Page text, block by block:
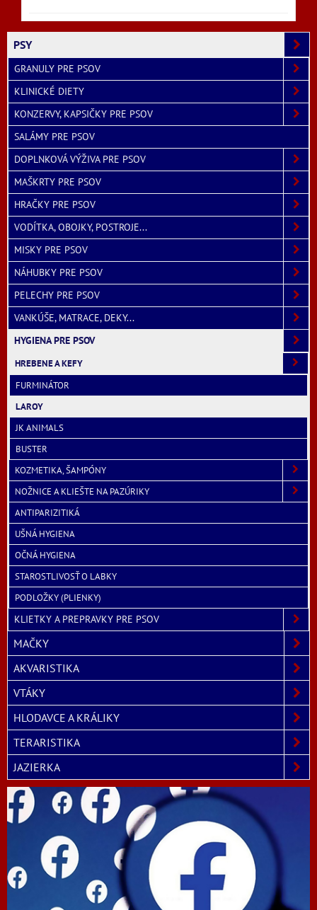
PSY
GRANULY PRE PSOV
KLINICKÉ DIETY
KONZERVY, KAPSIČKY PRE PSOV
SALÁMY PRE PSOV
DOPLNKOVÁ VÝŽIVA PRE PSOV
MAŠKRTY PRE PSOV
HRAČKY PRE PSOV
VODÍTKA, OBOJKY, POSTROJE...
MISKY PRE PSOV
NÁHUBKY PRE PSOV
PELECHY PRE PSOV
VANKÚŠE, MATRACE, DEKY...
HYGIENA PRE PSOV
HREBENE A KEFY
FURMINÁTOR
LAROY
JK ANIMALS
BUSTER
KOZMETIKA, ŠAMPÓNY
NOŽNICE A KLIEŠTE NA PAZÚRIKY
ANTIPARIZITIKÁ
UŠNÁ HYGIENA
OČNÁ HYGIENA
STAROSTLIVOSŤ O LABKY
PODLOŽKY (PLIENKY)
KLIETKY A PREPRAVKY PRE PSOV
MAČKY
AKVARISTIKA
VTÁKY
HLODAVCE A KRÁLIKY
TERARISTIKA
JAZIERKA